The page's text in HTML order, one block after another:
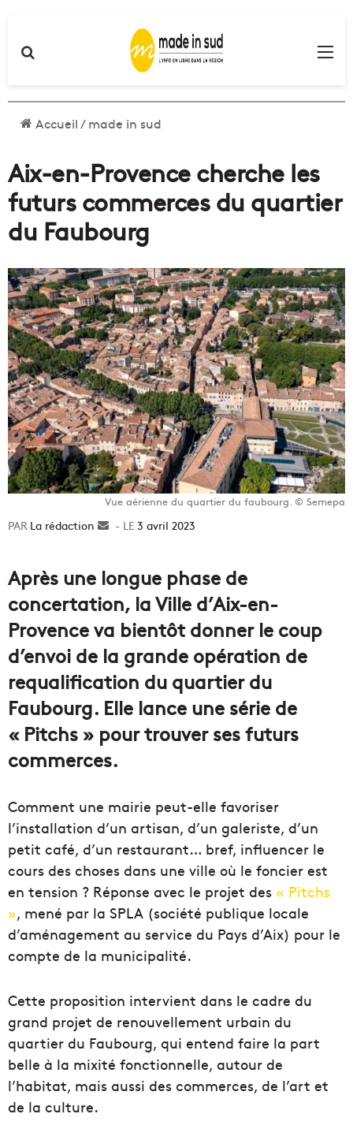
Accueil/made in sud
Aix-en-Provence cherche les
futurs commerces du quartier
du Faubourg
Vue aérienne du quartier du faubourg. © Semepa
La rédaction
Envoyer3 avril 2023
Après une longue phase de
concertation, la Ville d’Aix-en-
Provence va bientôt donner le coup
d’envoi de la grande opération de
requalification du quartier du
Faubourg. Elle lance une série de
« Pitchs » pour trouver ses futurs
commerces.
Comment une mairie peut-elle favoriser
l’installation d’un artisan, d’un galeriste, d’un
petit café, d’un restaurant… bref, influencer le
cours des choses dans une ville où le foncier est
en tension ? Réponse avec le projet des « Pitchs
», mené par la SPLA (société publique locale
d’aménagement au service du Pays d’Aix) pour le
compte de la municipalité.
Cette proposition intervient dans le cadre du
grand projet de renouvellement urbain du
quartier du Faubourg, qui entend faire la part
belle à la mixité fonctionnelle, autour de
l’habitat, mais aussi des commerces, de l’art et
de la culture.